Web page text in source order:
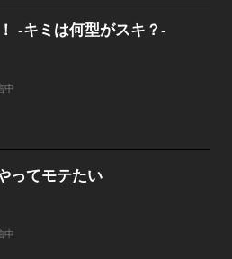
-キミは何型がスキ？-
中
ってモテたい
中